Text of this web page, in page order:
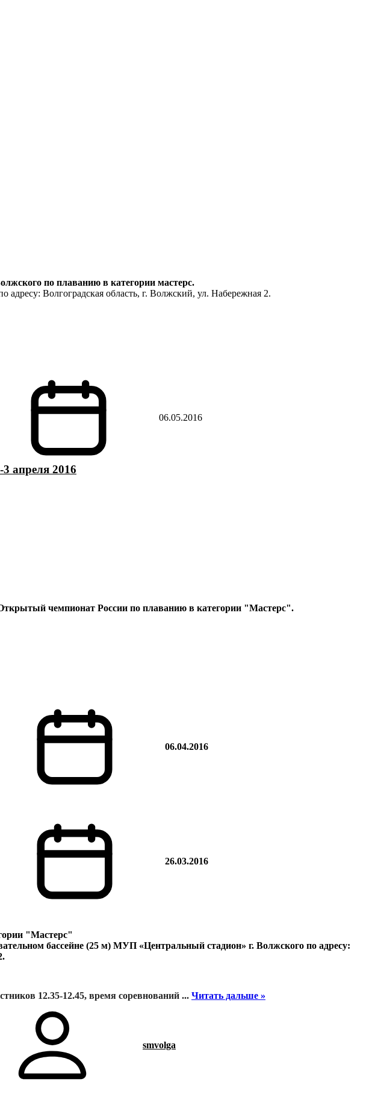
по плаванию в категории мастерс.
Волгоградская область, г. Волжский, ул. Набережная 2.
06.05.2016
апреля 2016
чемпионат России по плаванию в категории "Мастерс".
06.04.2016
26.03.2016
"Мастерс"
бассейне (25 м) МУП «Центральный стадион» г. Волжского по адресу:
12.35-12.45, время соревнований ... Читать дальше »
smvolga